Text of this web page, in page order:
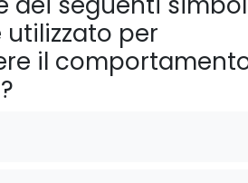
utilizzato per
il